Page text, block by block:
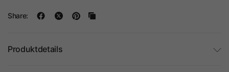
Share:
Produktdetails